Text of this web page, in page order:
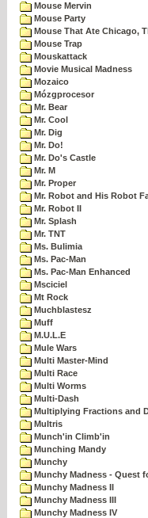
Mouse Mervin
Mouse Party
Mouse That Ate Chicago,
Mouse Trap
Mouskattack
Movie Musical Madness
Mozaico
Mózgprocesor
Mr. Bear
Mr. Cool
Mr. Dig
Mr. Do!
Mr. Do's Castle
Mr. M
Mr. Proper
Mr. Robot and His Robot
Mr. Robot II
Mr. Splash
Mr. TNT
Ms. Bulimia
Ms. Pac-Man
Ms. Pac-Man Enhanced
Msciciel
Mt Rock
Muchblastesz
Muff
M.U.L.E
Mule Wars
Multi Master-Mind
Multi Race
Multi Worms
Multi-Dash
Multiplying Fractions and
Multris
Munch'in Climb'in
Munching Mandy
Munchy
Munchy Madness - Quest
Munchy Madness II
Munchy Madness III
Munchy Madness IV